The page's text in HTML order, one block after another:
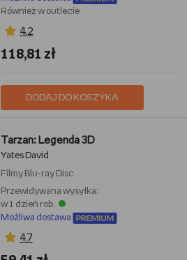
Również w outlecie
4,2
118,81 zł
DODAJ DO KOSZYKA
Tarzan: Legenda 3D
Yates David
Filmy Blu-ray Disc
Przewidywana wysyłka:
w 1 dzień rob.
Możliwa dostawa
4,7